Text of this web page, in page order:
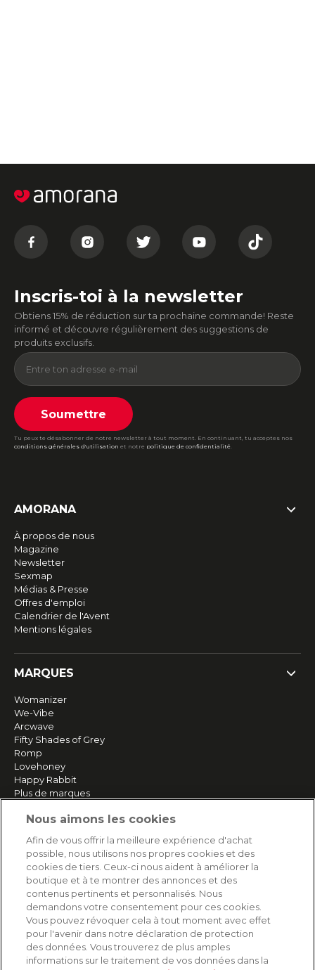
Inscris-toi à la newsletter
Obtiens 15% de réduction sur ta prochaine commande! Reste
informé et découvre régulièrement des suggestions de
produits exclusifs.
Soumettre
Tu peux te désabonner de notre newsletter à tout moment. En continuant, tu acceptes nos
conditions générales d'utilisation et notre politique de confidentialité.
AMORANA
À propos de nous
Magazine
Newsletter
Sexmap
Médias & Presse
Offres d'emploi
Calendrier de l'Avent
Mentions légales
MARQUES
Womanizer
We-Vibe
Arcwave
Fifty Shades of Grey
Romp
Lovehoney
Happy Rabbit
Plus de marques
SERVICE
Livraison rapide et gratuite
Retours & remboursements
Paiement sécurisé
AIDE
Nous aimons les cookies
Afin de vous offrir la meilleure expérience d'achat
possible, nous utilisons nos propres cookies et des
cookies de tiers. Ceux-ci nous aident à améliorer la
boutique et à te montrer des annonces et des
contenus pertinents et personnalisés. Nous
demandons votre consentement pour ces cookies.
Vous pouvez révoquer cela à tout moment avec effet
pour l'avenir dans notre déclaration de protection
des données. Vous trouverez de plus amples
informations sur le traitement de vos données dans la